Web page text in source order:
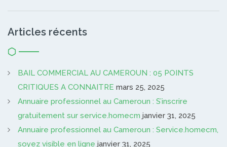
Articles récents
BAIL COMMERCIAL AU CAMEROUN : 05 POINTS
CRITIQUES A CONNAITRE mars 25, 2025
Annuaire professionnel au Cameroun : S’inscrire
gratuitement sur service.homecm janvier 31, 2025
Annuaire professionnel au Cameroun : Service.homecm,
soyez visible en ligne janvier 31, 2025